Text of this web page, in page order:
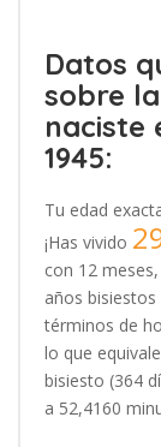
Datos
sobre
naciste
1945:
Tu edad
¡Has vivido
con 12
años
términos de
lo que
bisiesto (364
a 52,4160